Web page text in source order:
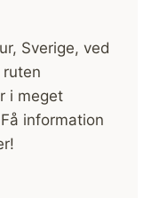
Sverige, ved
i meget
information